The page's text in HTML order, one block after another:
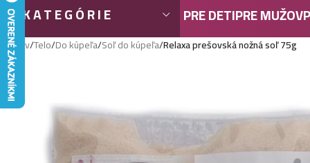
KATEGÓRIE PRE DETIPRE MUŽOV
Domov/Telo/Do kúpeľa/Soľ do kúpeľa/Relaxa prešovská nožná soľ 75g